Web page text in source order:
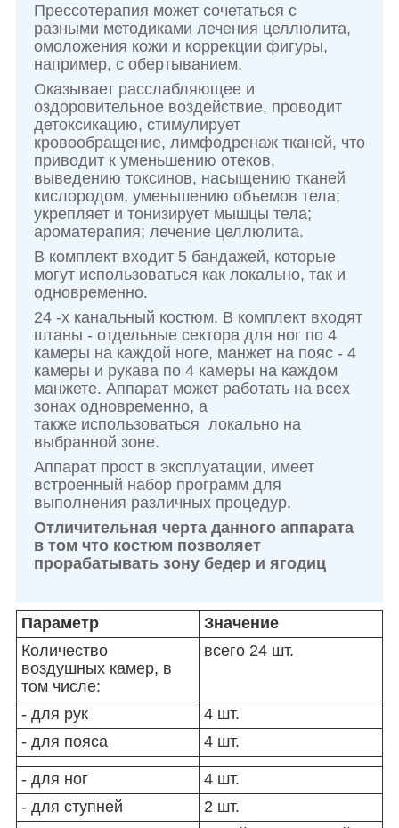
Прессотерапия может сочетаться с
разными методиками лечения целлюлита,
омоложения кожи и коррекции фигуры,
например, с обертыванием.
Оказывает расслабляющее и
оздоровительное воздействие, проводит
детоксикацию, стимулирует
кровообращение, лимфодренаж тканей, что
приводит к уменьшению отеков,
выведению токсинов, насыщению тканей
кислородом, уменьшению объемов тела;
укрепляет и тонизирует мышцы тела;
ароматерапия; лечение целлюлита.
В комплект входит 5 бандажей, которые
могут использоваться как локально, так и
одновременно.
24 -х канальный костюм. В комплект входят
штаны - отдельные сектора для ног по 4
камеры на каждой ноге, манжет на пояс - 4
камеры и рукава по 4 камеры на каждом
манжете. Аппарат может работать на всех
зонах одновременно, а
также использоваться локально на
выбранной зоне.
Аппарат прост в эксплуатации, имеет
встроенный набор программ для
выполнения различных процедур.
Отличительная черта данного аппарата
в том что костюм позволяет
прорабатывать зону бедер и ягодиц
Параметр
Значение
Количество
воздушных камер, в
том числе:
всего 24 шт.
- для рук
4 шт.
- для пояса
4 шт.
- для ног
4 шт.
- для ступней
2 шт.